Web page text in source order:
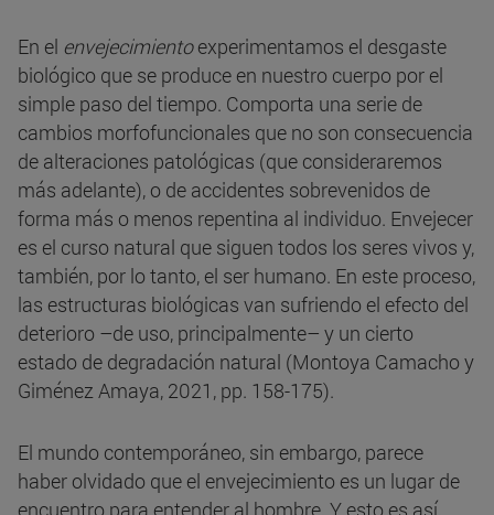
En el envejecimientoexperimentamos el desgaste
biológico que se produce en nuestro cuerpo por el
simple paso del tiempo. Comporta una serie de
cambios morfofuncionales que no son consecuencia
de alteraciones patológicas (que consideraremos
más adelante), o de accidentes sobrevenidos de
forma más o menos repentina al individuo. Envejecer
es el curso natural que siguen todos los seres vivos y,
también, por lo tanto, el ser humano. En este proceso,
las estructuras biológicas van sufriendo el efecto del
deterioro –de uso, principalmente– y un cierto
estado de degradación natural (Montoya Camacho y
Giménez Amaya, 2021, pp. 158-175).
El mundo contemporáneo, sin embargo, parece
haber olvidado que el envejecimiento es un lugar de
encuentro para entender al hombre. Y esto es así,